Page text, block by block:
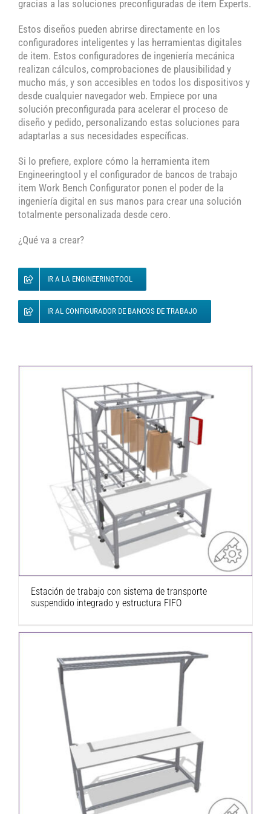
gracias a las soluciones preconfiguradas de item Experts.
Estos diseños pueden abrirse directamente en los
configuradores inteligentes y las herramientas digitales
de item. Estos configuradores de ingeniería mecánica
realizan cálculos, comprobaciones de plausibilidad y
mucho más, y son accesibles en todos los dispositivos y
desde cualquier navegador web. Empiece por una
solución preconfigurada para acelerar el proceso de
diseño y pedido, personalizando estas soluciones para
adaptarlas a sus necesidades específicas.
Si lo prefiere, explore cómo la herramienta item
Engineeringtool y el configurador de bancos de trabajo
item Work Bench Configurator ponen el poder de la
ingeniería digital en sus manos para crear una solución
totalmente personalizada desde cero.
¿Qué va a crear?
IR A LA ENGINEERINGTOOL
IR AL CONFIGURADOR DE BANCOS DE TRABAJO
Estación de trabajo con sistema de transporte
suspendido integrado y estructura FIFO
Estación de trabajo con sistema de transporte
suspendido integrado y estructura FIFO
Table, Economy con montante y voladizo